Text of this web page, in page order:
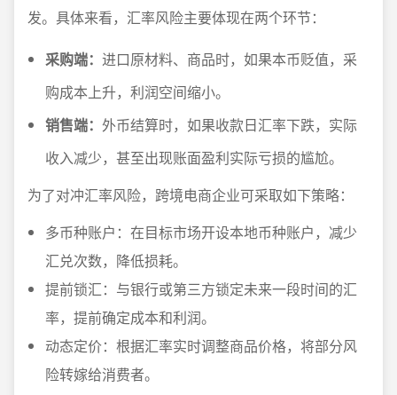
发。具体来看，汇率风险主要体现在两个环节：
采购端： 进口原材料、商品时，如果本币贬值，采
购成本上升，利润空间缩小。
销售端： 外币结算时，如果收款日汇率下跌，实际
收入减少，甚至出现账面盈利实际亏损的尴尬。
为了对冲汇率风险，跨境电商企业可采取如下策略：
多币种账户：在目标市场开设本地币种账户，减少
汇兑次数，降低损耗。
提前锁汇：与银行或第三方锁定未来一段时间的汇
率，提前确定成本和利润。
动态定价：根据汇率实时调整商品价格，将部分风
险转嫁给消费者。